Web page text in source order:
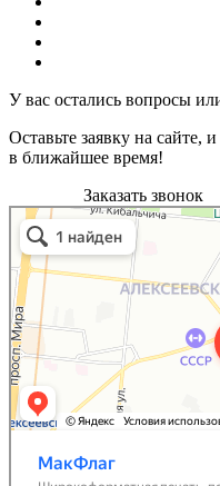
У вас остались вопросы
Оставьте заявку на
в ближайшее время!
Заказать звонок
МакФлаг
Широкоформатная печать в Москве
Полиграфические услуги в Москве